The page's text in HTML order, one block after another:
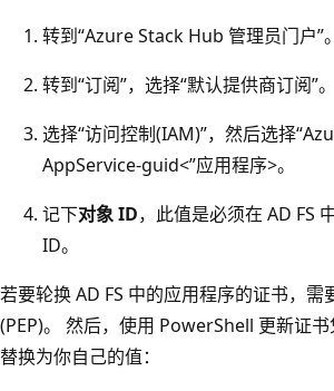
转到“Azure Stack Hub 管理员门户”。
转到“订阅”，选择“默认提供商订阅”。
选择“访问控制(IAM)”，然后选择
AppService-guid<”应用程序>。
记下对象 ID，此值是必须在 AD FS
ID。
若要轮换 AD FS 中的应用程序的证书，需
(PEP)。 然后，使用 PowerShell 更新证
替换为你自己的值：